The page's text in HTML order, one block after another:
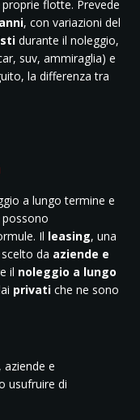
flotte. Prevede
, con variazioni del
durante il noleggio,
suv, ammiraglia) e
la differenza tra
a lungo termine e
Il leasing, una
da aziende e
il noleggio a lungo
privati che ne sono
e
usufruire di